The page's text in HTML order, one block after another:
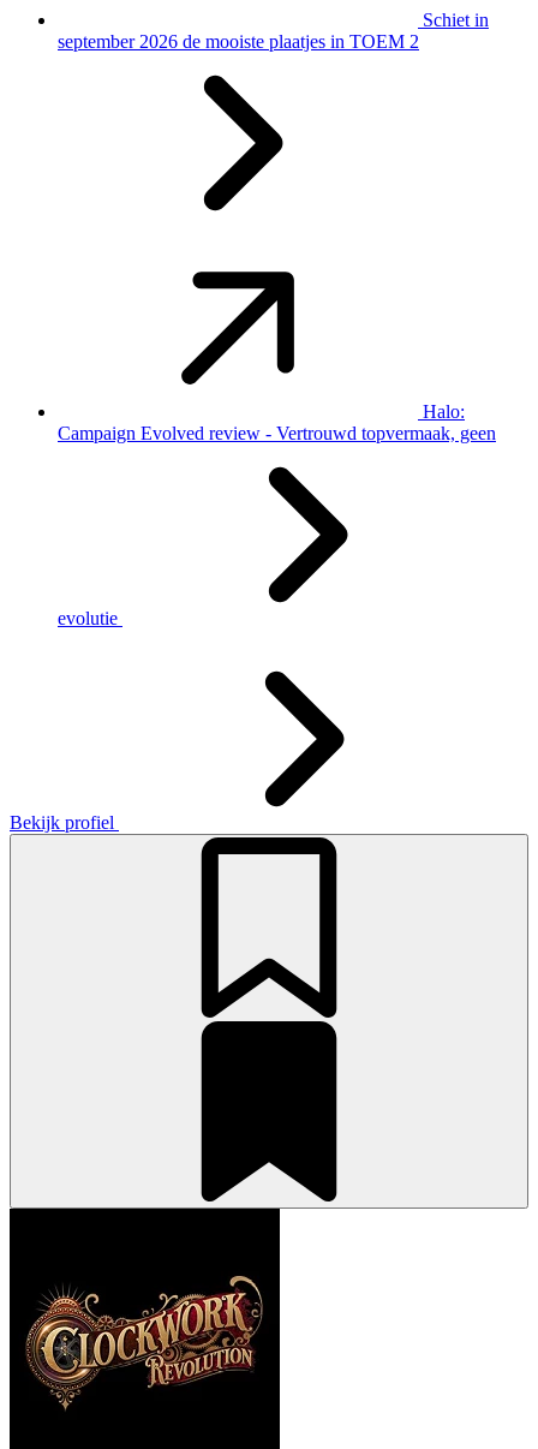
Schiet in
september 2026 de mooiste plaatjes in TOEM 2
Halo:
Campaign Evolved review - Vertrouwd topvermaak, geen
evolutie
Bekijk profiel